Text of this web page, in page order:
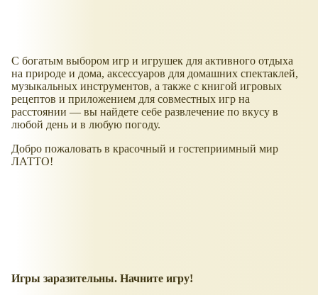
С богатым выбором игр и игрушек для активного отдыха
на природе и дома, аксессуаров для домашних спектаклей,
музыкальных инструментов, а также с книгой игровых
рецептов и приложением для совместных игр на
расстоянии — вы найдете себе развлечение по вкусу в
любой день и в любую погоду.
Добро пожаловать в красочный и гостеприимный мир
ЛАТТО!
Игры заразительны. Начните игру!